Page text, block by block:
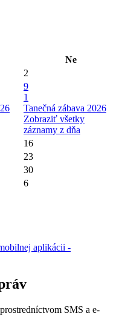
Ne
2
9
1
Tanečná zábava 2026
Zobraziť všetky
záznamy z dňa
16
23
30
6
aplikácii -
prostredníctvom SMS a e-